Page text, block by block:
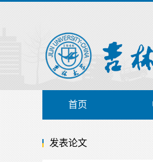
首页
发表论文